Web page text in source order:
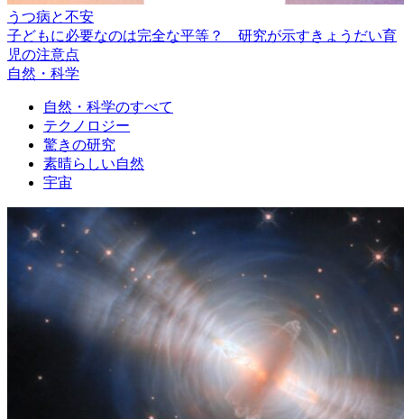
うつ病と不安
子どもに必要なのは完全な平等？ 研究が示すきょうだい育
児の注意点
自然・科学
自然・科学のすべて
テクノロジー
驚きの研究
素晴らしい自然
宇宙